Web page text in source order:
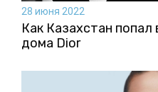
28 июня 2022
Как Казахстан попал
дома Dior